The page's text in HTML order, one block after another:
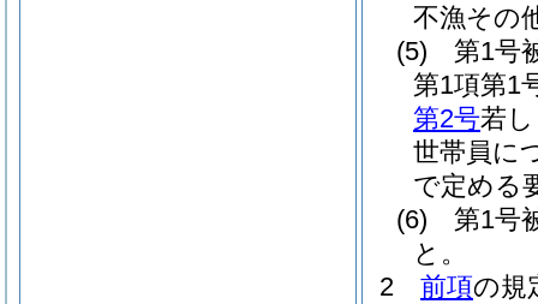
不漁その
(5)
第1号
第1項第1
第2号若
世帯員に
で定める
(6)
第1号
と。
2
前項の規